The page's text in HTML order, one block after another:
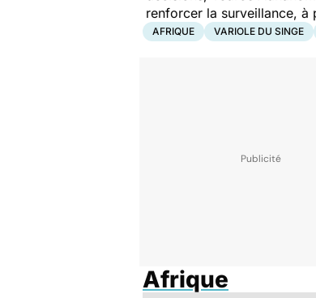
renforcer la surveillance,
AFRIQUE VARIOLE DU SINGE
Afrique